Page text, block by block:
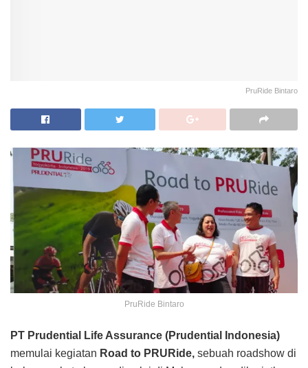
PruRide Bintaro
PruRide Bintaro
PT Prudential Life Assurance (Prudential Indonesia)
memulai kegiatan Road to PRURide, sebuah roadshow di